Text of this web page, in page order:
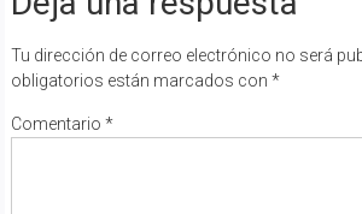
Tu dirección de correo electrónico no será
obligatorios están marcados con *
Comentario *